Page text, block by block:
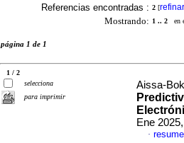
Referencias encontradas : 2 [refinar
Mostrando: 1 .. 2 en
página 1 de 1
1 / 2
selecciona
para imprimir
Aissa-
Ene
·